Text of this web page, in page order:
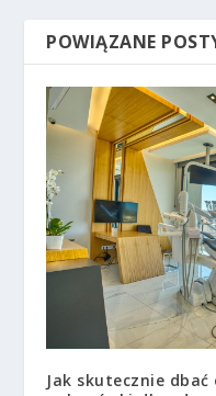
POWIĄZANE
Jak skutecznie